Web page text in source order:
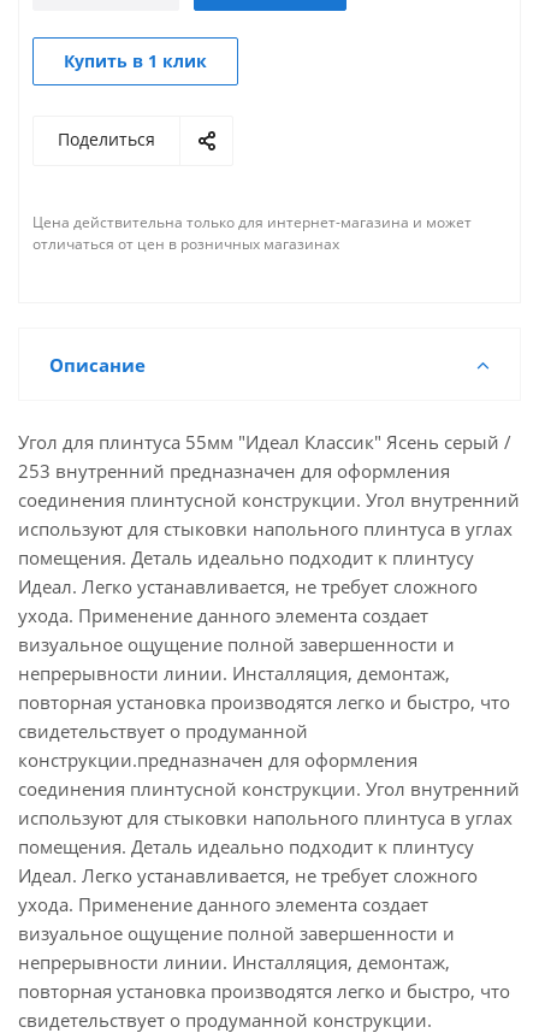
Купить в 1 клик
Поделиться
Цена действительна только для интернет-магазина и может
отличаться от цен в розничных магазинах
Описание
Угол для плинтуса 55мм "Идеал Классик" Ясень серый /
253 внутренний предназначен для оформления
соединения плинтусной конструкции. Угол внутренний
используют для стыковки напольного плинтуса в углах
помещения. Деталь идеально подходит к плинтусу
Идеал. Легко устанавливается, не требует сложного
ухода. Применение данного элемента создает
визуальное ощущение полной завершенности и
непрерывности линии. Инсталляция, демонтаж,
повторная установка производятся легко и быстро, что
свидетельствует о продуманной
конструкции.предназначен для оформления
соединения плинтусной конструкции. Угол внутренний
используют для стыковки напольного плинтуса в углах
помещения. Деталь идеально подходит к плинтусу
Идеал. Легко устанавливается, не требует сложного
ухода. Применение данного элемента создает
визуальное ощущение полной завершенности и
непрерывности линии. Инсталляция, демонтаж,
повторная установка производятся легко и быстро, что
свидетельствует о продуманной конструкции.